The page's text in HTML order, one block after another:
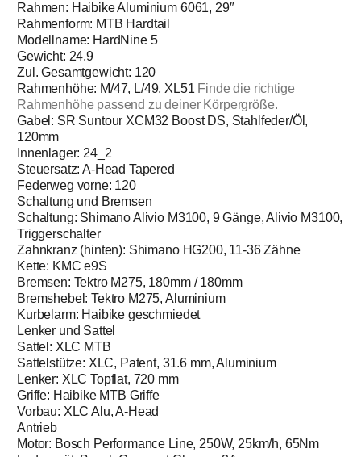
Rahmen: Haibike Aluminium 6061, 29″
Rahmenform: MTB Hardtail
Modellname: HardNine 5
Gewicht: 24.9
Zul. Gesamtgewicht: 120
Rahmenhöhe: M/47, L/49, XL51 Finde die richtige
Rahmenhöhe passend zu deiner Körpergröße.
Gabel: SR Suntour XCM32 Boost DS, Stahlfeder/Öl,
120mm
Innenlager: 24_2
Steuersatz: A-Head Tapered
Federweg vorne: 120
Schaltung und Bremsen
Schaltung: Shimano Alivio M3100, 9 Gänge, Alivio M3100,
Triggerschalter
Zahnkranz (hinten): Shimano HG200, 11-36 Zähne
Kette: KMC e9S
Bremsen: Tektro M275, 180mm / 180mm
Bremshebel: Tektro M275, Aluminium
Kurbelarm: Haibike geschmiedet
Lenker und Sattel
Sattel: XLC MTB
Sattelstütze: XLC, Patent, 31.6 mm, Aluminium
Lenker: XLC Topflat, 720 mm
Griffe: Haibike MTB Griffe
Vorbau: XLC Alu, A-Head
Antrieb
Motor: Bosch Performance Line, 250W, 25km/h, 65Nm